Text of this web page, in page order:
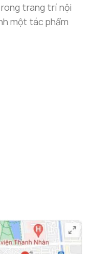
Nhà Lầu
Nam, nổi bật
lượng cao, đa
chú trọng đến
trang trí nội
một tác phẩm